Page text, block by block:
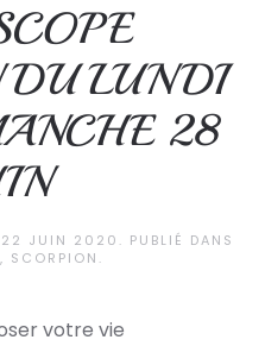
DU LUNDI
28
22 JUIN 2020 . PUBLIÉ DANS
, SCORPION .
votre vie